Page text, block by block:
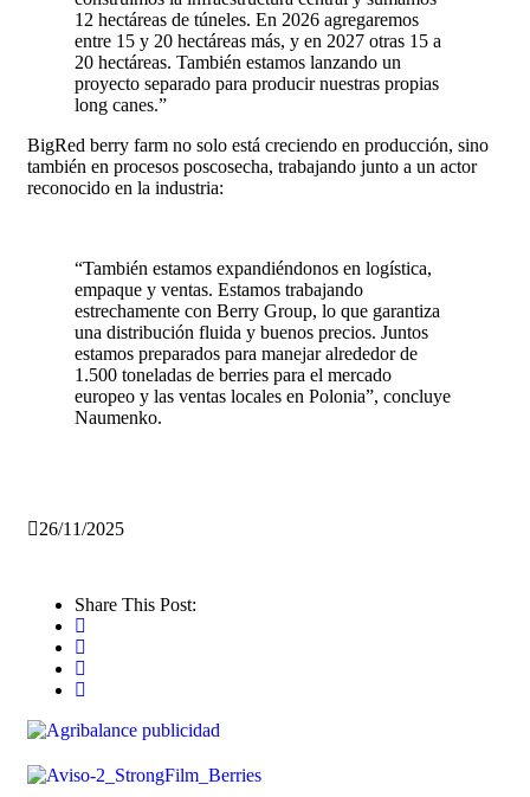
12 hectáreas de túneles. En 2026 agregaremos
entre 15 y 20 hectáreas más, y en 2027 otras 15 a
20 hectáreas. También estamos lanzando un
proyecto separado para producir nuestras propias
long canes.”
BigRed berry farm no solo está creciendo en producción, sino
también en procesos poscosecha, trabajando junto a un actor
reconocido en la industria:
“También estamos expandiéndonos en logística,
empaque y ventas. Estamos trabajando
estrechamente con Berry Group, lo que garantiza
una distribución fluida y buenos precios. Juntos
estamos preparados para manejar alrededor de
1.500 toneladas de berries para el mercado
europeo y las ventas locales en Polonia”, concluye
Naumenko.
26/11/2025
Share This Post: